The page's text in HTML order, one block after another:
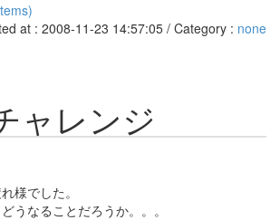
at : 2008-11-23 14:57:05 / Category : none
ャレンジ
様でした。
うなることだろうか。。。